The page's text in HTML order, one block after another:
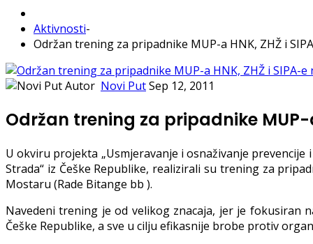
Aktivnosti-
Održan trening za pripadnike MUP-a HNK, ZHŽ i
Autor Novi PutSep 12, 2011
Održan trening za pripadnike
U okviru projekta „Usmjeravanje i osnaživanje
Strada“ iz Češke Republike, realizirali su trening za
Mostaru (Rade Bitange bb ).
Navedeni trening je od velikog znacaja, jer je fokusiran
Češke Republike, a sve u cilju efikasnije brobe protiv